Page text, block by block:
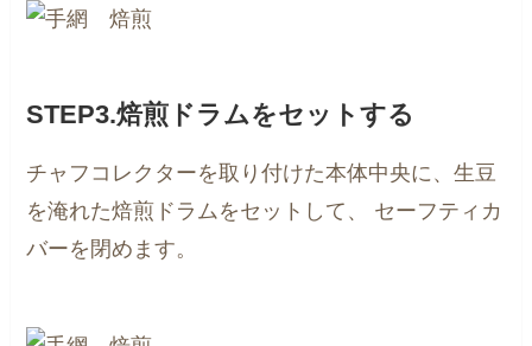
STEP3.焙煎ドラムをセットする
チャフコレクターを取り付けた本体中央に、生豆
を淹れた焙煎ドラムをセットして、
セーフティカ
バーを閉めます。